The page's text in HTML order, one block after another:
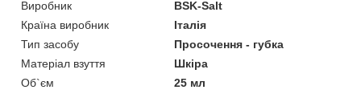
Виробник
BSK-Salt
Країна виробник
Італія
Тип засобу
Просочення - губка
Матеріал взуття
Шкіра
Об`єм
25 мл